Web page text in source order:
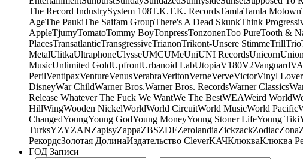
The Record IndustrySystem 108T.K.T.K. RecordsTamlaTamla Motown
AgeThe PaukiThe Saifam GroupThere's A Dead SkunkThink
AppleTjumyTomatoTommy BoyTonpressTonzonenToo PureTooth &
PlacesTransatlanticTransgressiveTrianonTrikont-Unsere StimmeTrillTrio
MetalUlitkaUltraphoneUlysseUMCUMeUniUNI RecordsUnicorn
MusicUnlimited GoldUpfrontUrbanoid LabUtopiaV180V2Vanguard
PerilVentipaxVentureVenusVerabraVeritonVerneVerveVictorVinyl
DisneyWar ChildWarner Bros.Warner Bros. RecordsWarner Classics
Release Whatever The Fuck We WantWe The BestWEAWeird World
HillWingWooden NickelWorldWorld CircuitWorld MusicWorld Pacific
ChangedYoungYoung GodYoung MoneyYoung Stoner LifeYoung Tiki
TurksYZYZANZapisyZappaZBSZDFZerolandiaZickzackZodiacZona
РекордсЗолотая ДолинаИздательство CleverКАЧКлюкваКлюква
ГОД Записи